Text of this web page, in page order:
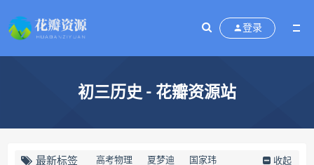
登录
初三历史 - 花瓣资源站
最新标签 高考物理 夏梦迪 国家玮 收起